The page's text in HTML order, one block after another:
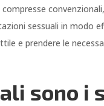
sessuali in modo
e prendere le
sono i